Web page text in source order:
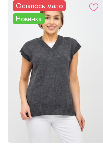
Осталось мало
Новинка